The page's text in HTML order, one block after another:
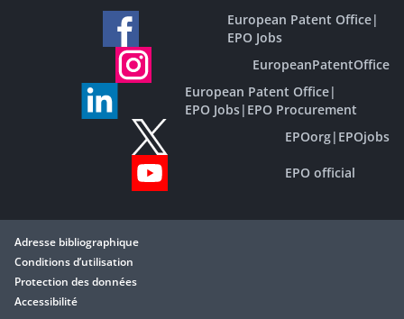
European Patent Office|
EPO Jobs
EuropeanPatentOffice
European Patent Office|
EPO Jobs| EPO Procurement
EPOorg| EPOjobs
EPO official
Adresse bibliographique
Conditions d’utilisation
Protection des données
Accessibilité